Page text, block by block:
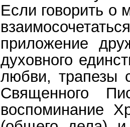
Если говорить
приложение
духовного
любви, трапезы
Священного
воспоминание